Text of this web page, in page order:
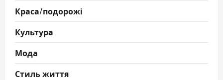
Краса/подорожі
Культура
Мода
Стиль життя